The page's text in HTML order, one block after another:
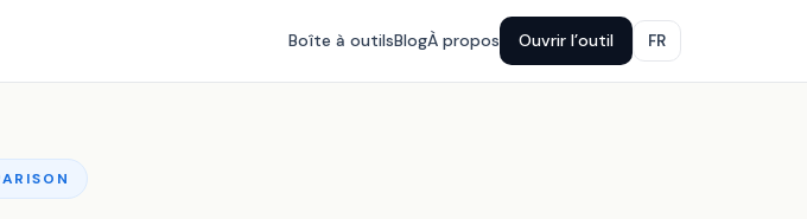
Boîte à outilsBlogÀ propos Ouvrir l’outil FR